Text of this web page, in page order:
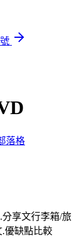
落格
享文行李箱/旅
優缺點比較